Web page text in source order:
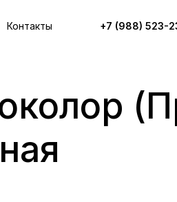
Контакты +7 (988) 523-